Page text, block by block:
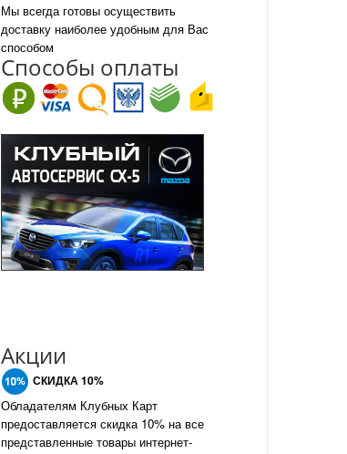
Мы всегда готовы осуществить
доставку наиболее удобным для Вас
способом
Способы оплаты
Акции
СКИДКА 10%
Обладателям Клубных Карт
предоставляется скидка 10% на все
представленные товары интернет-